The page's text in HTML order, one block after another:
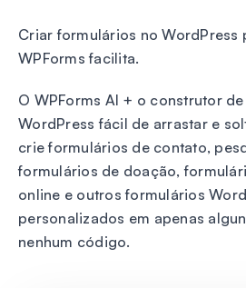
Criar formulários no WordPress
WPForms facilita.
O WPForms AI + o construtor
WordPress fácil de arrastar e
crie formulários de contato,
formulários de doação,
online e outros formulários
personalizados em apenas
nenhum código.